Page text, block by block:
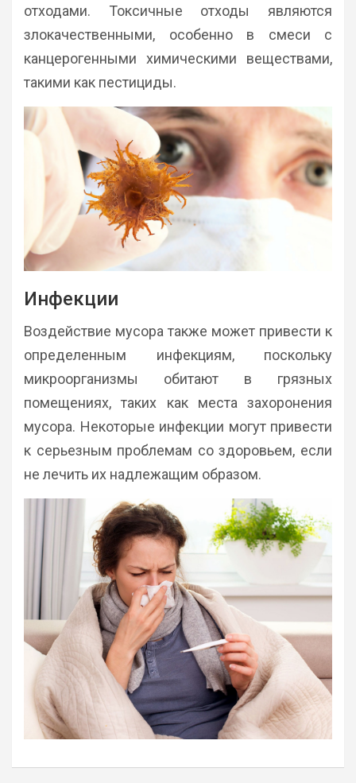
отходами. Токсичные отходы являются
злокачественными, особенно в смеси с
канцерогенными химическими веществами,
такими как пестициды.
Инфекции
Воздействие мусора также может привести к
определенным инфекциям, поскольку
микроорганизмы обитают в грязных
помещениях, таких как места захоронения
мусора. Некоторые инфекции могут привести
к серьезным проблемам со здоровьем, если
не лечить их надлежащим образом.